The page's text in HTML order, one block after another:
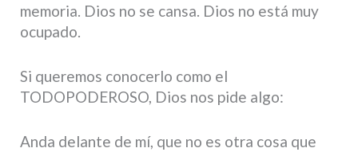
memoria. Dios no se cansa. Dios no está muy
ocupado.
Si queremos conocerlo como el
TODOPODEROSO, Dios nos pide algo:
Anda delante de mí, que no es otra cosa que